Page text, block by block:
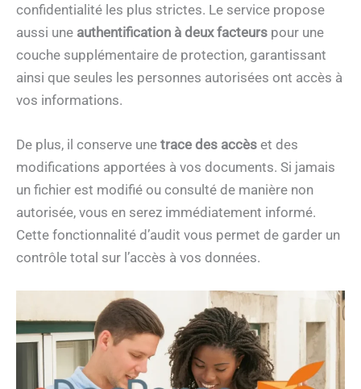
confidentialité les plus strictes. Le service propose
aussi une authentification à deux facteurs pour une
couche supplémentaire de protection, garantissant
ainsi que seules les personnes autorisées ont accès à
vos informations.
De plus, il conserve une trace des accès et des
modifications apportées à vos documents. Si jamais
un fichier est modifié ou consulté de manière non
autorisée, vous en serez immédiatement informé.
Cette fonctionnalité d’audit vous permet de garder un
contrôle total sur l’accès à vos données.